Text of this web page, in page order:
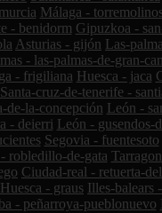
Málaga -
- benidorm Gipuzkoa -
Asturias - gijón Las-
- las-palmas-de-gran-
- frigiliana Huesca - jaca
Santa-cruz-de-tenerife -
de-la-concepción León -
- deierri León - gusendos-
Segovia - fuentesoto
robledillo-de-gata
Ciudad-real - retuerta-
Huesca - graus Illes-balears
- peñarroya-pueblonuevo